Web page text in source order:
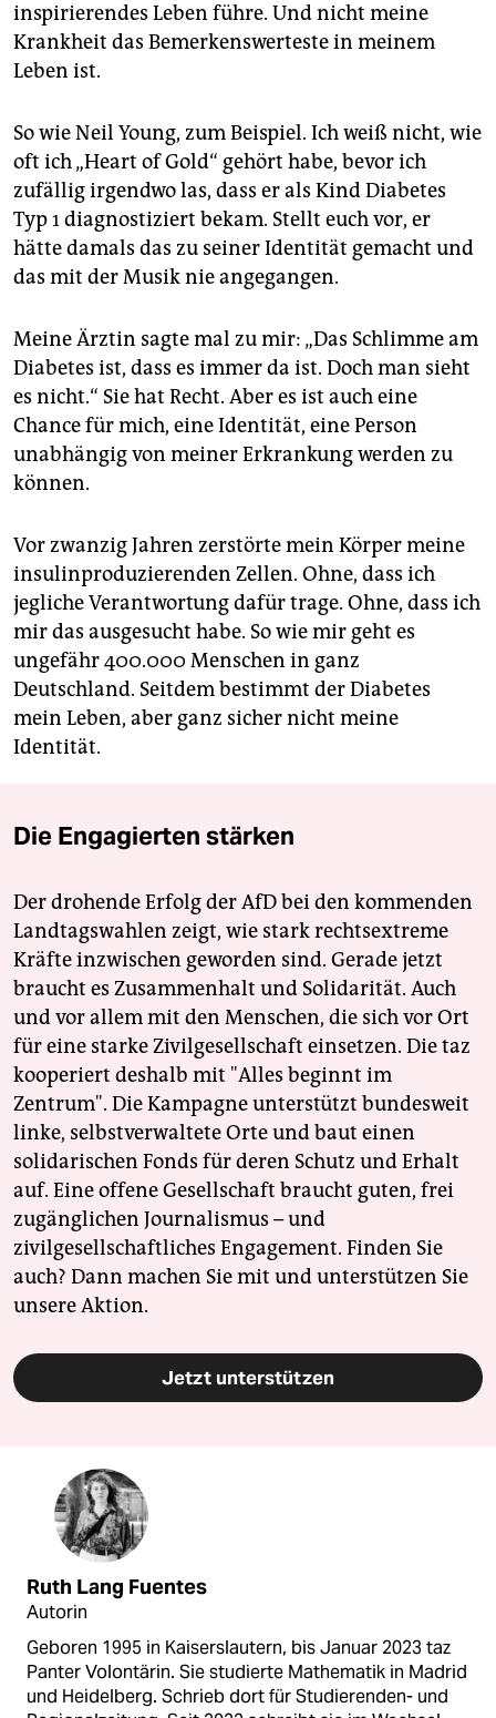
inspirierendes Leben führe. Und nicht meine
Krankheit das Bemerkenswerteste in meinem
Leben ist.
So wie Neil Young, zum Beispiel. Ich weiß nicht, wie
oft ich „Heart of Gold“ gehört habe, bevor ich
zufällig irgendwo las, dass er als Kind Diabetes
Typ 1 diagnos­tiziert bekam. Stellt euch vor, er
hätte damals das zu seiner Identität gemacht und
das mit der Musik nie angegangen.
Meine Ärztin sagte mal zu mir: „Das Schlimme am
Diabetes ist, dass es immer da ist. Doch man sieht
es nicht.“ Sie hat Recht. Aber es ist auch eine
Chance für mich, eine Identität, eine Person
unabhängig von meiner Erkrankung werden zu
können.
Vor zwanzig Jahren zerstörte mein Körper meine
insulinproduzierenden Zellen. Ohne, dass ich
jegliche Verantwortung dafür trage. Ohne, dass ich
mir das ausgesucht habe. So wie mir geht es
ungefähr 400.000 Menschen in ganz
Deutschland. Seitdem bestimmt der Diabetes
mein Leben, aber ganz sicher nicht meine
Identität.
Die Engagierten stärken
Der drohende Erfolg der AfD bei den kommenden
Landtagswahlen zeigt, wie stark rechtsextreme
Kräfte inzwischen geworden sind. Gerade jetzt
braucht es Zusammenhalt und Solidarität. Auch
und vor allem mit den Menschen, die sich vor Ort
für eine starke Zivilgesellschaft einsetzen. Die taz
kooperiert deshalb mit "Alles beginnt im
Zentrum". Die Kampagne unterstützt bundesweit
linke, selbstverwaltete Orte und baut einen
solidarischen Fonds für deren Schutz und Erhalt
auf. Eine offene Gesellschaft braucht guten, frei
zugänglichen Journalismus – und
zivilgesellschaftliches Engagement. Finden Sie
auch? Dann machen Sie mit und unterstützen Sie
unsere Aktion.
Jetzt unterstützen
Ruth Lang Fuentes
Autorin
Geboren 1995 in Kaiserslautern, bis Januar 2023 taz
Panter Volontärin. Sie studierte Mathematik in Madrid
und Heidelberg. Schrieb dort für Studierenden- und